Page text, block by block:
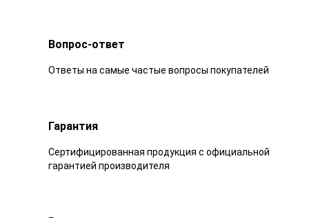
Вопрос-ответ
Ответы на самые частые вопросы покупателей
Гарантия
Сертифицированная продукция с официальной
гарантией производителя